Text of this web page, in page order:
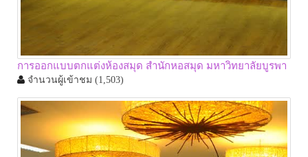
การออกแบบตกแต่งห้องสมุด สำนักหอสมุด มหาวิทยาลัยบูรพา
จำนวนผู้เข้าชม (1,503)